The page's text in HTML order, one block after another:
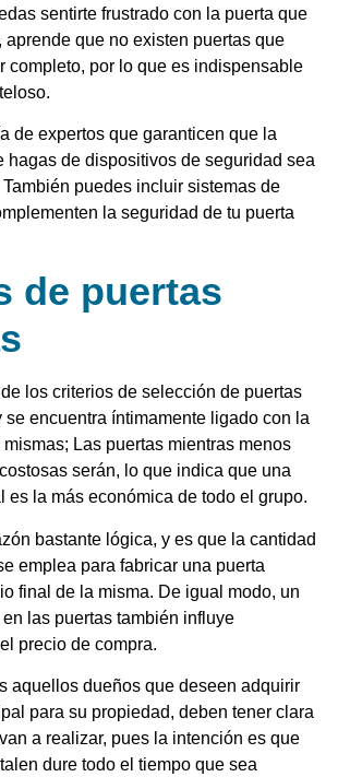
sentirte frustrado con la puerta que
aprende que no existen puertas que
completo, por lo que es indispensable
de expertos que garanticen que la
hagas de dispositivos de seguridad sea
También puedes incluir sistemas de
la seguridad de tu puerta
de puertas
los criterios de selección de puertas
se encuentra íntimamente ligado con la
Las puertas mientras menos
serán, lo que indica que una
es la más económica de todo el grupo.
bastante lógica, y es que la cantidad
emplea para fabricar una puerta
final de la misma. De igual modo, un
las puertas también influye
precio de compra.
aquellos dueños que deseen adquirir
para su propiedad, deben tener clara
a realizar, pues la intención es que
dure todo el tiempo que sea